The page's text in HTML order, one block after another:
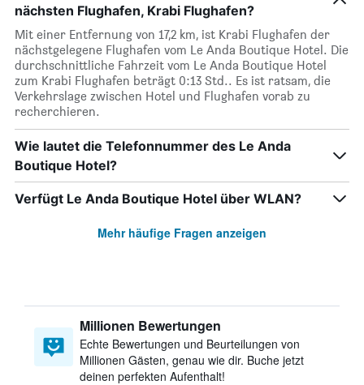
nächsten Flughafen, Krabi Flughafen?
Mit einer Entfernung von 17,2 km, ist Krabi Flughafen der
nächstgelegene Flughafen vom Le Anda Boutique Hotel. Die
durchschnittliche Fahrzeit vom Le Anda Boutique Hotel
zum Krabi Flughafen beträgt 0:13 Std.. Es ist ratsam, die
Verkehrslage zwischen Hotel und Flughafen vorab zu
recherchieren.
Wie lautet die Telefonnummer des Le Anda
Boutique Hotel?
Verfügt Le Anda Boutique Hotel über WLAN?
Mehr häufige Fragen anzeigen
Millionen Bewertungen
Echte Bewertungen und Beurteilungen von
Millionen Gästen, genau wie dir. Buche jetzt
deinen perfekten Aufenthalt!